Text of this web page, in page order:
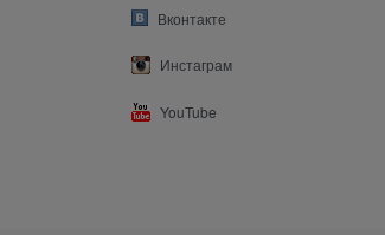
Вконтакте
Инстаграм
YouTube